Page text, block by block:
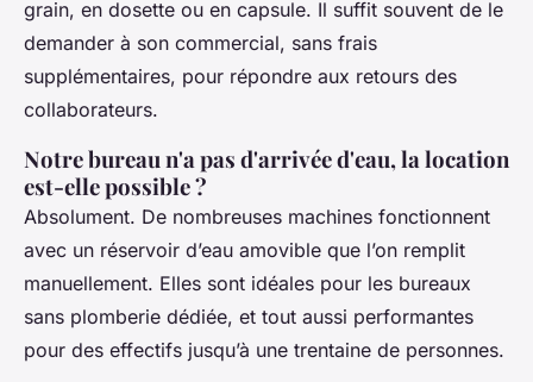
grain, en dosette ou en capsule. Il suffit souvent de le
demander à son commercial, sans frais
supplémentaires, pour répondre aux retours des
collaborateurs.
Notre bureau n'a pas d'arrivée d'eau, la location
est-elle possible ?
Absolument. De nombreuses machines fonctionnent
avec un réservoir d’eau amovible que l’on remplit
manuellement. Elles sont idéales pour les bureaux
sans plomberie dédiée, et tout aussi performantes
pour des effectifs jusqu’à une trentaine de personnes.